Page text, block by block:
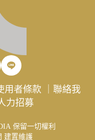
用者條款 ｜聯絡我
力招募
保留一切權利
建置維護